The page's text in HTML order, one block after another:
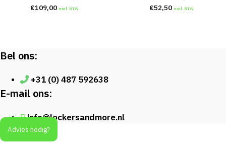
€109,00 excl. BTW
€52,50 excl. BTW
Bel ons:
+31 (0) 487 592638
E-mail ons:
info@lockersandmore.nl
Advies nodig?